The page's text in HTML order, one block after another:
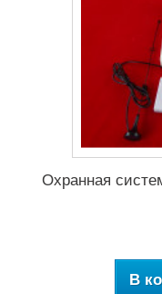
Охранная
В